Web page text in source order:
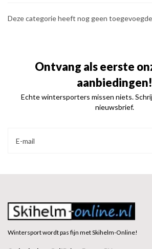
Deze categorie heeft nog geen
Ontvang als eerste
aanbiedingen!
Echte wintersporters missen niets.
nieuwsbrief.
Wintersport wordt pas fijn met Skihelm-Online!